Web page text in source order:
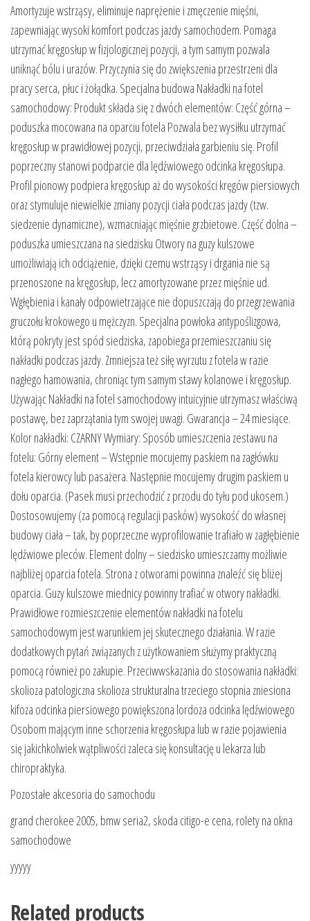
Amortyzuje wstrząsy, eliminuje naprężenie i zmęczenie mięśni,
zapewniając wysoki komfort podczas jazdy samochodem. Pomaga
utrzymać kręgosłup w fizjologicznej pozycji, a tym samym pozwala
uniknąć bólu i urazów. Przyczynia się do zwiększenia przestrzeni dla
pracy serca, płuc i żołądka. Specjalna budowa Nakładki na fotel
samochodowy: Produkt składa się z dwóch elementów: Część górna –
poduszka mocowana na oparciu fotela Pozwala bez wysiłku utrzymać
kręgosłup w prawidłowej pozycji, przeciwdziała garbieniu się. Profil
poprzeczny stanowi podparcie dla lędźwiowego odcinka kręgosłupa.
Profil pionowy podpiera kręgosłup aż do wysokości kręgów piersiowych
oraz stymuluje niewielkie zmiany pozycji ciała podczas jazdy (tzw.
siedzenie dynamiczne), wzmacniając mięśnie grzbietowe. Część dolna –
poduszka umieszczana na siedzisku Otwory na guzy kulszowe
umożliwiają ich odciążenie, dzięki czemu wstrząsy i drgania nie są
przenoszone na kręgosłup, lecz amortyzowane przez mięśnie ud.
Wgłębienia i kanały odpowietrzające nie dopuszczają do przegrzewania
gruczołu krokowego u mężczyzn. Specjalna powłoka antypoślizgowa,
którą pokryty jest spód siedziska, zapobiega przemieszczaniu się
nakładki podczas jazdy. Zmniejsza też siłę wyrzutu z fotela w razie
nagłego hamowania, chroniąc tym samym stawy kolanowe i kręgosłup.
Używając Nakładki na fotel samochodowy intuicyjnie utrzymasz właściwą
postawę, bez zaprzątania tym swojej uwagi. Gwarancja – 24 miesiące.
Kolor nakładki: CZARNY Wymiary: Sposób umieszczenia zestawu na
fotelu: Górny element – Wstępnie mocujemy paskiem na zagłówku
fotela kierowcy lub pasażera. Następnie mocujemy drugim paskiem u
dołu oparcia. (Pasek musi przechodzić z przodu do tyłu pod ukosem.)
Dostosowujemy (za pomocą regulacji pasków) wysokość do własnej
budowy ciała – tak, by poprzeczne wyprofilowanie trafiało w zagłębienie
lędźwiowe pleców. Element dolny – siedzisko umieszczamy możliwie
najbliżej oparcia fotela. Strona z otworami powinna znaleźć się bliżej
oparcia. Guzy kulszowe miednicy powinny trafiać w otwory nakładki.
Prawidłowe rozmieszczenie elementów nakładki na fotelu
samochodowym jest warunkiem jej skutecznego działania. W razie
dodatkowych pytań związanych z użytkowaniem służymy praktyczną
pomocą również po zakupie. Przeciwwskazania do stosowania nakładki:
skolioza patologiczna skolioza strukturalna trzeciego stopnia zniesiona
kifoza odcinka piersiowego powiększona lordoza odcinka lędźwiowego
Osobom mającym inne schorzenia kręgosłupa lub w razie pojawienia
się jakichkolwiek wątpliwości zaleca się konsultację u lekarza lub
chiropraktyka.
Pozostałe akcesoria do samochodu
grand cherokee 2005, bmw seria2, skoda citigo-e cena, rolety na okna
samochodowe
yyyyy
Related products